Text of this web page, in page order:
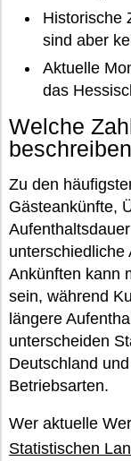
Historische
sind aber
Aktuelle
das
Welche
beschreiben
Zu den
Gästeankünfte,
unterschiedliche
Ankünften kann
sein, während
längere
unterscheiden
Deutschland
Betriebsarten.
Wer aktuelle
Statistischen